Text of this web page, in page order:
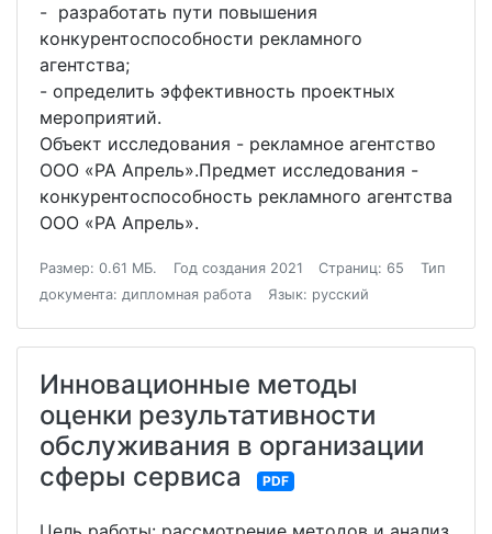
- разработать пути повышения
конкурентоспособности рекламного
агентства;
- определить эффективность проектных
мероприятий.
Объект исследования - рекламное агентство
ООО «РА Апрель».Предмет исследования -
конкурентоспособность рекламного агентства
ООО «РА Апрель».
Размер: 0.61 МБ. Год создания 2021 Страниц: 65
Тип
документа: дипломная работа
Язык: русский
Инновационные методы
оценки результативности
обслуживания в организации
сферы сервиса
PDF